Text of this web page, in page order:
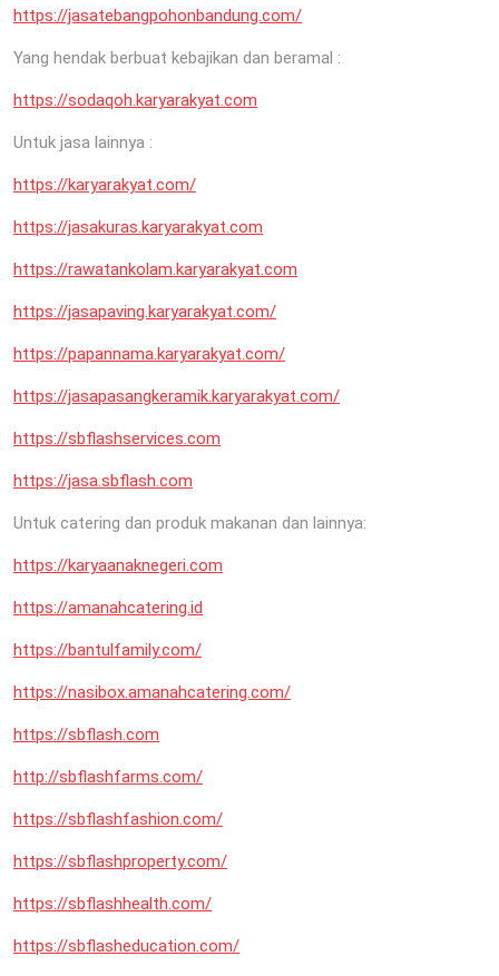
https://jasatebangpohonbandung.com/
Yang hendak berbuat kebajikan dan beramal :
https://sodaqoh.karyarakyat.com
Untuk jasa lainnya :
https://karyarakyat.com/
https://jasakuras.karyarakyat.com
https://rawatankolam.karyarakyat.com
https://jasapaving.karyarakyat.com/
https://papannama.karyarakyat.com/
https://jasapasangkeramik.karyarakyat.com/
https://sbflashservices.com
https://jasa.sbflash.com
Untuk catering dan produk makanan dan lainnya:
https://karyaanaknegeri.com
https://amanahcatering.id
https://bantulfamily.com/
https://nasibox.amanahcatering.com/
https://sbflash.com
http://sbflashfarms.com/
https://sbflashfashion.com/
https://sbflashproperty.com/
https://sbflashhealth.com/
https://sbflasheducation.com/